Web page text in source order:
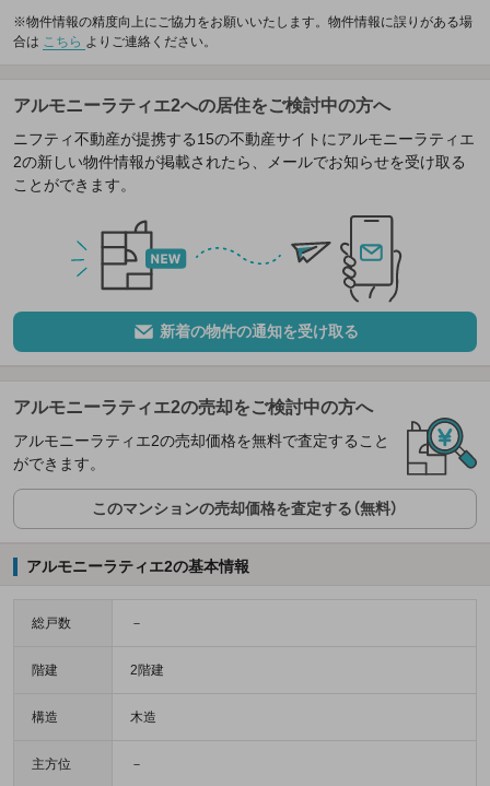
※物件情報の精度向上にご協力をお願いいたします。物件情報に誤りがある場
合は こちら よりご連絡ください。
アルモニーラティエ2への居住をご検討中の方へ
ニフティ不動産が提携する15の不動産サイトにアルモニーラティエ
2の新しい物件情報が掲載されたら、メールでお知らせを受け取る
ことができます。
新着の物件の通知を受け取る
アルモニーラティエ2の売却をご検討中の方へ
アルモニーラティエ2の売却価格を無料で査定すること
ができます。
このマンションの売却価格を査定する（無料）
アルモニーラティエ2の基本情報
総戸数 －
階建 2階建
構造 木造
主方位 －